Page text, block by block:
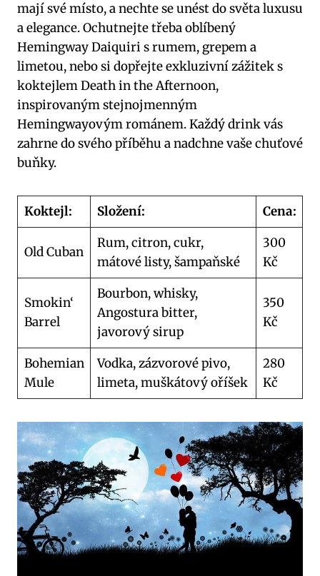
mají své místo, a nechte se unést do světa luxusu
a elegance. Ochutnejte třeba oblíbený
Hemingway Daiquiri s rumem, grepem a
limetou, nebo si dopřejte exkluzivní zážitek s
koktejlem Death in the Afternoon,
inspirovaným stejnojmenným
Hemingwayovým románem. Každý drink vás
zahrne do svého příběhu a nadchne vaše chuťové
buňky.
Koktejl: Složení: Cena:
Old Cuban
Rum, citron, cukr,
mátové listy, šampaňské
300
Kč
Smokin‘
Barrel
Bourbon, whisky,
Angostura bitter,
javorový sirup
350
Kč
Bohemian
Mule
Vodka, zázvorové pivo,
limeta, muškátový oříšek
280
Kč